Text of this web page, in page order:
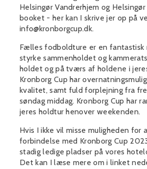
Helsingør Vandrerhjem og
booket - her kan I skrive jer op på
info@kronborgcup.dk.
Fælles fodboldture er en fantastisk
styrke sammenholdet og
holdet og på tværs af holdene i
Kronborg Cup har
kvalitet, samt fuld forplejning fra
søndag middag. Kronborg Cup har
jeres holdtur henover weekenden.
Hvis I ikke vil misse muligheden for
forbindelse med Kronborg Cup
stadig ledige pladser på vores
Det kan I læse mere om i linket